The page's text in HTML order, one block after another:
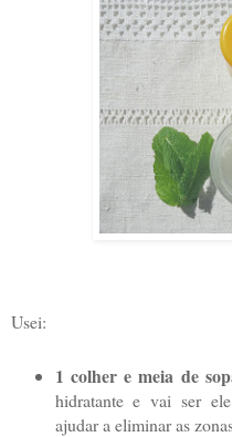
Usei:
1 colher e meia de
hidratante e vai ser
ajudar a eliminar as